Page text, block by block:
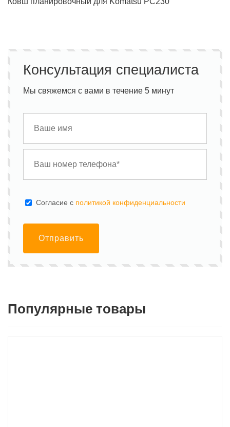
Консультация специалиста
Мы свяжемся с вами в течение 5 минут
Cогласие с политикой конфиденциальности
Отправить
Популярные товары